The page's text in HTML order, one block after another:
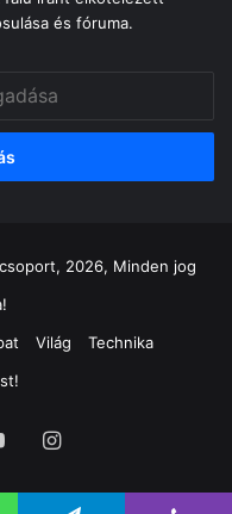
és fóruma.
2026, Minden jog
Világ
Technika
YouTubeInstagram